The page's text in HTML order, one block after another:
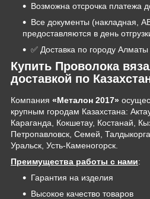
Возможна отсрочка платежа
Все документы (накладная,
предоставляются в день
✅ Доставка по городу
Купить Проволока
доставкой по
Компания «Металон 2017»
крупным городам Казахстана:
Караганда, Кокшетау, Костанай,
Петропавловск, Семей,
Уральск, Усть-Каменогорск.
Преимущества работы с нами:
Гарантия на изделия
Высокое качество товаров